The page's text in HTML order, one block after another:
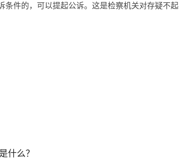
条件的，可以提起公诉。这是检察机关对存疑不起
什么？